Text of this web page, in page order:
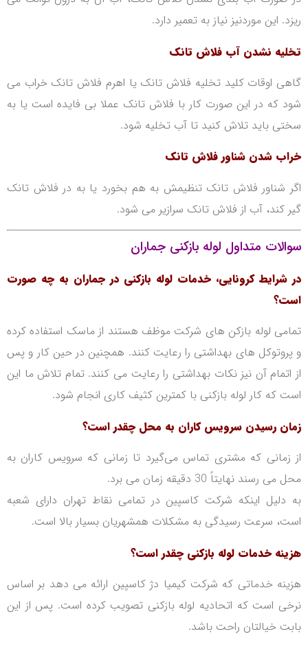
ریزد. این موردنیز نیاز به تعمیر دارد.
تخلیه نشدن آب فلاش تانک
گاهی اوقات کلید تخلیه فلاش تانک یا اهرم فلاش تانک خراب می
شود که در این صورت کار با فلاش تانک عملا بی فایده است یا به
سختی باید تلاش کنید تا آب تخلیه شود.
خراب شدن شناور فلاش تانک
اگر شناور فلاش تانک تنظیمش به هم بخورد یا به در فلاش تانک
گیر کند، آب از فلاش تانک سرازیر می شود.
سوالات متداول لوله بازکنی جماران
در شرایط کرونایی، خدمات لوله بازکنی در جماران به چه صورت
است؟
تمامی لوله بازکن های شرکت موظف هستند از ماسک استفاده کرده
و پروتوکل های بهداشتی را رعایت کنند. همچنین در حین کار و پس
از اتمام آن نیز نکات بهداشتی را رعایت می کنند. تمام تلاش ما این
است که کار لوله بازکنی با کمترین کثیف کاری انجام شود.
زمان رسیدن سرویس کاران به محل چقدر است؟
از زمانی که مشتری تماس می‌گیرد تا زمانی که سرویس کاران به
محل می رسند نهایتاً 30 دقیقه زمان می برد.
به دلیل اینکه شرکت کاسپین در تمامی نقاط تهران دارای شعبه
است، سرعت رسیدگی به مشکلات همشهریان بسیار بالا است.
هزینه خدمات لوله بازکنی چقدر است؟
هزینه خدماتی که شرکت کیمیا دژ کاسپین ارائه می دهد بر اساس
نرخی است که اتحادیه لوله بازکنی تصویب کرده است. پس از این
بابت خیالتان راحت با‌شد.